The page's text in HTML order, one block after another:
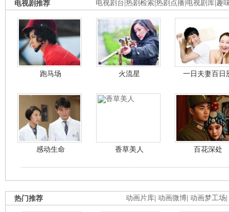
电视剧台 热剧检索 热剧点播 电视剧库 趣
电视剧推荐
跑马场 火流星 一日夫妻百日
感动生命 香草美人 百花深处
动画片库 动画微博 动画梦工场
热门推荐